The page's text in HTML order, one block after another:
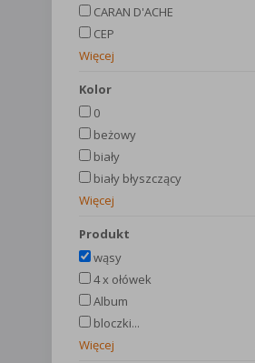
CARAN D'ACHE
CEP
Więcej
kolor
0
beżowy
biały
biały błyszczący
Więcej
produkt
wąsy
4 x ołówek
Album
bloczki...
Więcej